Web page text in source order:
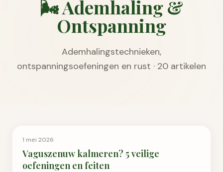
🌬️Ademhaling &
Ontspanning
Ademhalingstechnieken,
ontspanningsoefeningen en rust · 20 artikelen
Ademhaling & Ontspanning
1 mei 2026
Vaguszenuw kalmeren? 5 veilige
oefeningen en feiten